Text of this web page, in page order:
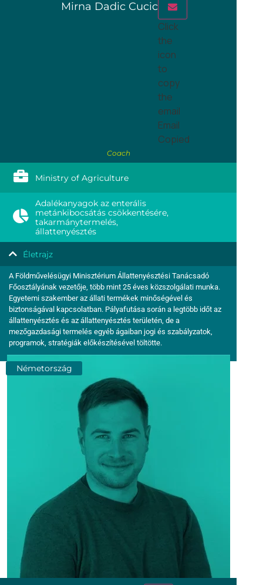
Mirna Dadic Cucic
Click
the
icon
to
copy
the
email
Email
Copied
Coach
Ministry of Agriculture
Adalékanyagok az enterális
metánkibocsátás csökkentésére,
takarmánytermelés,
állattenyésztés
Életrajz
A Földművelésügyi Minisztérium Állattenyésztési Tanácsadó
Főosztályának vezetője, több mint 25 éves közszolgálati munka.
Egyetemi szakember az állati termékek minőségével és
biztonságával kapcsolatban. Pályafutása során a legtöbb időt az
állattenyésztés és az állattenyésztés területén, de a
mezőgazdasági termelés egyéb ágaiban jogi és szabályzatok,
programok, stratégiák előkészítésével töltötte.
Németország